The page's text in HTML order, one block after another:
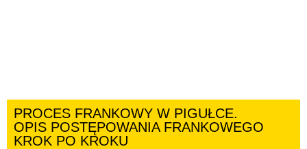
PROCES FRANKOWY W PIGUŁCE.
OPIS POSTĘPOWANIA FRANKOWEGO
KROK PO KROKU